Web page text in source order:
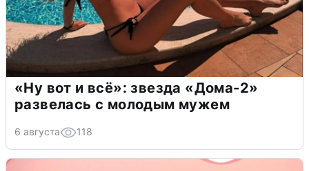
«Ну вот и всё»: звезда «Дома-2»
развелась с молодым мужем
6 августа 118